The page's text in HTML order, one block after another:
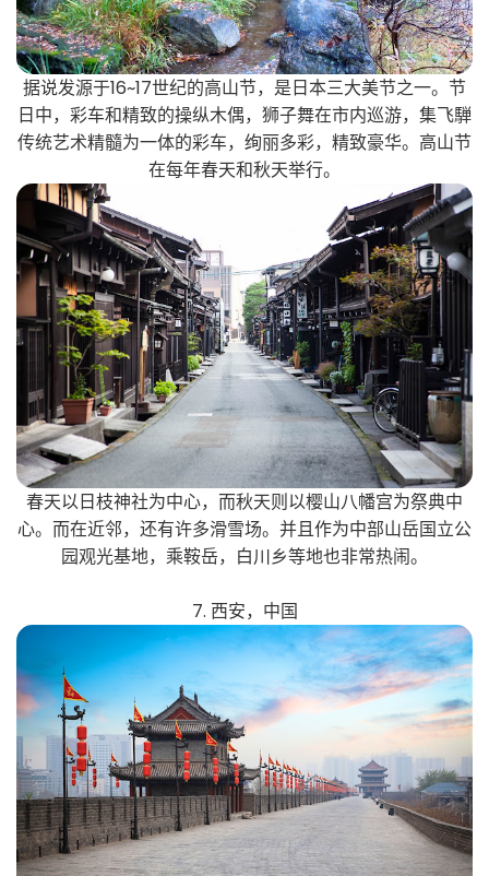
据说发源于16~17世纪的高山节，是日本三大美节之一。节
日中，彩车和精致的操纵木偶，狮子舞在市内巡游，集飞騨
传统艺术精髓为一体的彩车，绚丽多彩，精致豪华。高山节
在每年春天和秋天举行。
春天以日枝神社为中心，而秋天则以樱山八幡宫为祭典中
心。而在近邻，还有许多滑雪场。并且作为中部山岳国立公
园观光基地，乘鞍岳，白川乡等地也非常热闹。
7. 西安，中国